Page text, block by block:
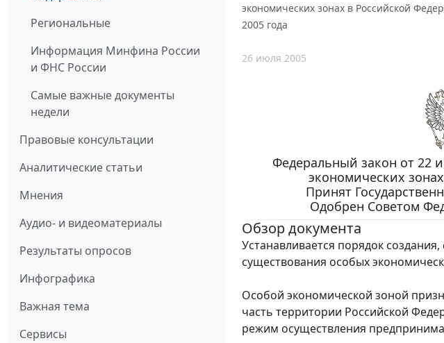
Региональные
Информация Минфина России
и ФНС России
Самые важные документы
недели
Правовые консультации
Аналитические статьи
Мнения
Аудио- и видеоматериалы
Результаты опросов
Инфографика
Важная тема
Сервисы
экономических зонах в Российской
2005 года
26 июля 2005
Федеральный закон от 22
экономических
Принят
Одобрен Советом
Обзор документа
Устанавливается порядок
существования особых
Особой экономической зоной
часть территории Российской
режим осуществления